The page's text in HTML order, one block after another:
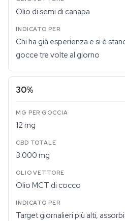
Olio di semi di canapa
Chi ha già esperienza e si è
gocce tre volte al giorno
30%
12 mg
3.000 mg
Olio MCT di cocco
Target giornalieri più alti,